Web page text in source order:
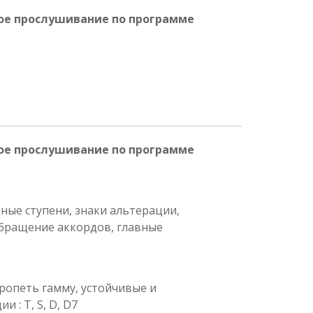
прослушивание по программе
прослушивание по программе
ступени, знаки альтерации,
аккордов, главные
гамму, устойчивые и
: T, S, D, D7